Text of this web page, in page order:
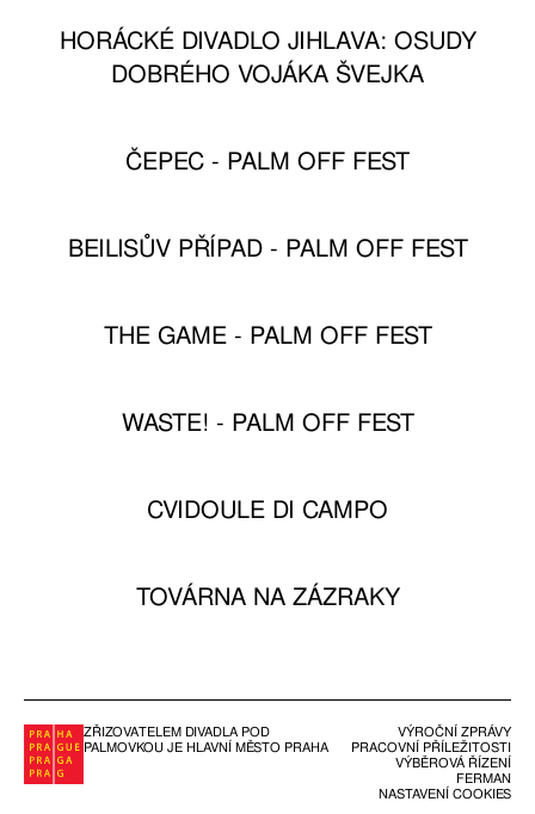
HORÁCKÉ DIVADLO JIHLAVA: OSUDY
DOBRÉHO VOJÁKA ŠVEJKA
ČEPEC - PALM OFF FEST
BEILISŮV PŘÍPAD - PALM OFF FEST
THE GAME - PALM OFF FEST
WASTE! - PALM OFF FEST
CVIDOULE DI CAMPO
TOVÁRNA NA ZÁZRAKY
ZŘIZOVATELEM DIVADLA POD
PALMOVKOU JE HLAVNÍ MĚSTO PRAHA
VÝROČNÍ ZPRÁVY
PRACOVNÍ PŘÍLEŽITOSTI
VÝBĚROVÁ ŘÍZENÍ
FERMAN
NASTAVENÍ COOKIES